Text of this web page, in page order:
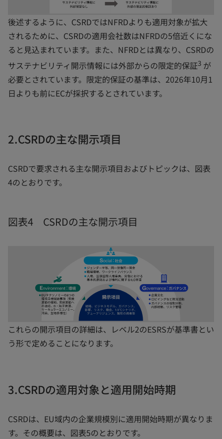
後述するように、CSRDではNFRDよりも適用対象が拡大
されるために、CSRDの適用会社数はNFRDの5倍近くにな
ると見込まれています。また、NFRDとは異なり、CSRDの
サステナビリティ開示情報には外部からの限定的保証3 が
必要とされています。限定的保証の基準は、2026年10月1
日よりも前にECが採択するとされています。
2.CSRDの主な開示項目
CSRDで要求される主な開示項目およびトピックは、図表
4のとおりです。
図表4 CSRDの主な開示項目
これらの開示項目の詳細は、レベル2のESRSが基準書とい
う形で定めることになります。
3.CSRDの適用対象と適用開始時期
CSRDは、EU域内の企業規模別に適用開始時期が異なりま
す。その概要は、図表5のとおりです。